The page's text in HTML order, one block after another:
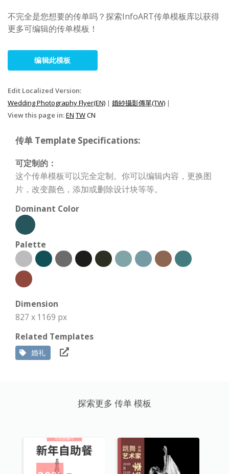
不完全是您想要的传单吗？探索InfoART传单模板库以获得
更多可编辑的传单模板！
编辑此模板
Edit Localized Version:
Wedding Photography Flyer(EN) | 婚紗攝影傳單(TW) |
View this page in:EN TWCN
传单 Template Specifications:
可定制的：
这个传单模板可以完全定制。你可以编辑内容，更换图
片，改变颜色，添加或删除设计块等等。
Dominant Color
Palette
Dimension
827 x 1169 px
Related Templates
婚礼
探索更多 传单 模板